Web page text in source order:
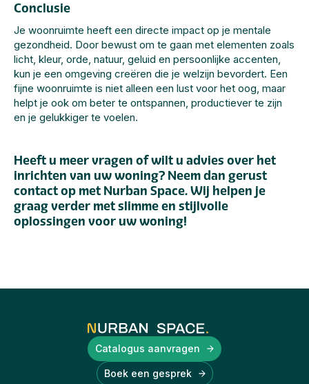
Conclusie
Je woonruimte heeft een directe impact op je mentale
gezondheid. Door bewust om te gaan met elementen zoals
licht, kleur, orde, natuur, geluid en persoonlijke accenten,
kun je een omgeving creëren die je welzijn bevordert. Een
fijne woonruimte is niet alleen een lust voor het oog, maar
helpt je ook om beter te ontspannen, productiever te zijn
en je gelukkiger te voelen.
Heeft u meer vragen of wilt u advies over het
inrichten van uw woning? Neem dan gerust
contact op met Nurban Space. Wij helpen je
graag verder met slimme en stijlvolle
oplossingen voor uw woning!
Catalogus aanvragen
Boek een gesprek